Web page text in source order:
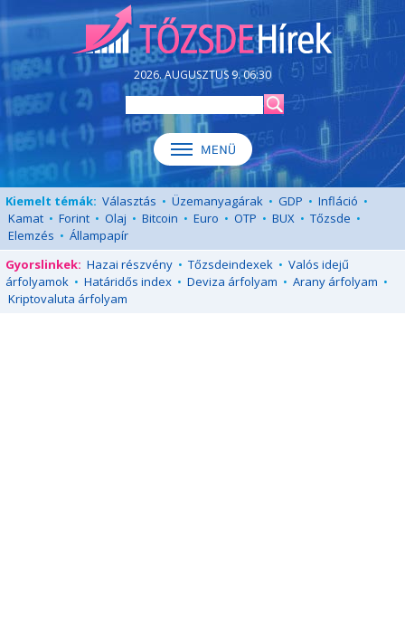
2026. AUGUSZTUS 9. 06:30
Kiemelt témák: Választás • Üzemanyagárak • GDP • Infláció •
Kamat • Forint • Olaj • Bitcoin • Euro • OTP • BUX • Tőzsde •
Elemzés • Állampapír
Gyorslinkek: Hazai részvény • Tőzsdeindexek • Valós idejű
árfolyamok • Határidős index • Deviza árfolyam • Arany árfolyam •
Kriptovaluta árfolyam